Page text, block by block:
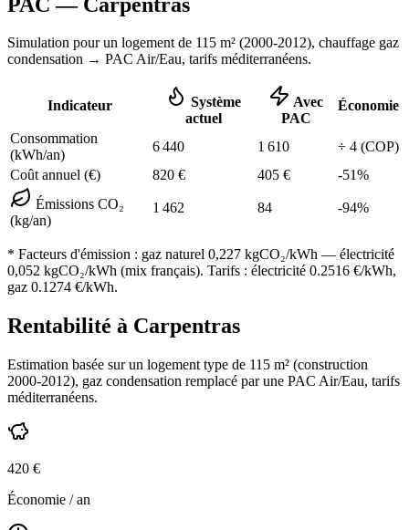
Simulation pour un logement de 115 m² (2000-2012), chauffage gaz
condensation → PAC Air/Eau, tarifs méditerranéens.
Indicateur
Système
actuel
Avec
PAC
Économie
Consommation
(kWh/an)
6 440 1 610 ÷ 4 (COP)
Coût annuel (€)
820 € 405 € -51%
Émissions CO₂
(kg/an)
1 462 84 -94%
* Facteurs d'émission : gaz naturel 0,227 kgCO₂/kWh — électricité
0,052 kgCO₂/kWh (mix français). Tarifs : électricité 0.2516 €/kWh,
gaz 0.1274 €/kWh.
Rentabilité à Carpentras
Estimation basée sur un logement type de 115 m² (construction
2000-2012), gaz condensation remplacé par une PAC Air/Eau, tarifs
méditerranéens.
420 €
Économie / an